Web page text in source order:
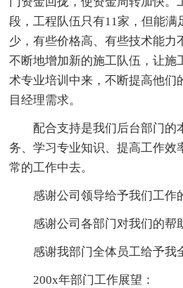
段，工程队伍只有11家，但能满
少，有些价格高、有些技术能力
不断地增加新的施工队伍，让施
术专业培训中来，不断提高他们
目经理需求。
配合支持是我们后台部门的
务、学习专业知识、提高工作效
常的工作中去。
感谢公司领导给予我们工作
感谢公司各部门对我们的帮
感谢我部门全体员工给予我
200x年部门工作展望：